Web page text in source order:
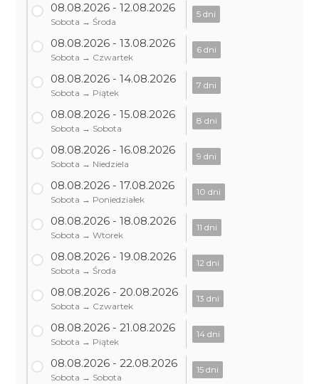
08.08.2026 - 12.08.2026
Sobota → Środa
5 dni
08.08.2026 - 13.08.2026
Sobota → Czwartek
6 dni
08.08.2026 - 14.08.2026
Sobota → Piątek
7 dni
08.08.2026 - 15.08.2026
Sobota → Sobota
8 dni
08.08.2026 - 16.08.2026
Sobota → Niedziela
9 dni
08.08.2026 - 17.08.2026
Sobota → Poniedziałek
10 dni
08.08.2026 - 18.08.2026
Sobota → Wtorek
11 dni
08.08.2026 - 19.08.2026
Sobota → Środa
12 dni
08.08.2026 - 20.08.2026
Sobota → Czwartek
13 dni
08.08.2026 - 21.08.2026
Sobota → Piątek
14 dni
08.08.2026 - 22.08.2026
Sobota → Sobota
15 dni